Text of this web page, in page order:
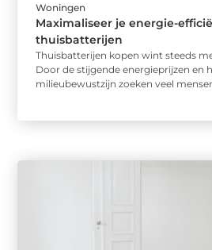
Woningen
Maximaliseer je energie-
thuisbatterijen
Thuisbatterijen kopen wint steeds
Door de stijgende energieprijzen en
milieubewustzijn zoeken veel